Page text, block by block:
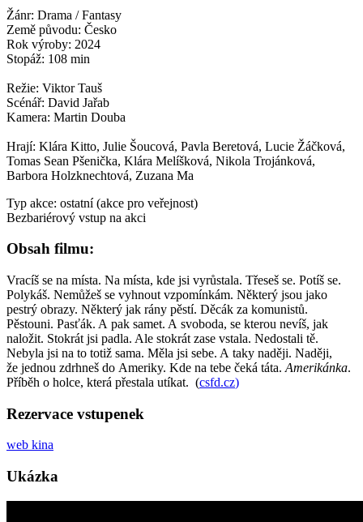
Žánr: Drama / Fantasy
Země původu: Česko
Rok výroby: 2024
Stopáž: 108 min
Režie: Viktor Tauš
Scénář: David Jařab
Kamera: Martin Douba
Hrají: Klára Kitto, Julie Šoucová, Pavla Beretová, Lucie Žáčková,
Tomas Sean Pšenička, Klára Melíšková, Nikola Trojánková,
Barbora Holzknechtová, Zuzana Ma
Typ akce: ostatní (akce pro veřejnost)
Bezbariérový vstup na akci
Obsah filmu:
Vracíš se na místa. Na místa, kde jsi vyrůstala. Třeseš se. Potíš se.
Polykáš. Nemůžeš se vyhnout vzpomínkám. Některý jsou jako
pestrý obrazy. Některý jak rány pěstí. Děcák za komunistů.
Pěstouni. Pasťák. A pak samet. A svoboda, se kterou nevíš, jak
naložit. Stokrát jsi padla. Ale stokrát zase vstala. Nedostali tě.
Nebyla jsi na to totiž sama. Měla jsi sebe. A taky naději. Naději,
že jednou zdrhneš do Ameriky. Kde na tebe čeká táta. Amerikánka.
Příběh o holce, která přestala utíkat. (csfd.cz)
Rezervace vstupenek
web kina
Ukázka